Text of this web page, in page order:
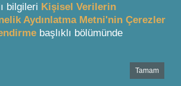
mutlak surette tasarruf
ilişkin olmak üzere, açıkladığı
işlenen fiilden dolayı kimseye ceza
bilgileri Kişisel Verilerin
Aydınlatma Metni'nin Çerezler
başlıklı bölümünde
Tamam